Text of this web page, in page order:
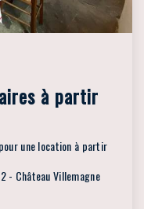
à partir
une location à partir
- Château Villemagne